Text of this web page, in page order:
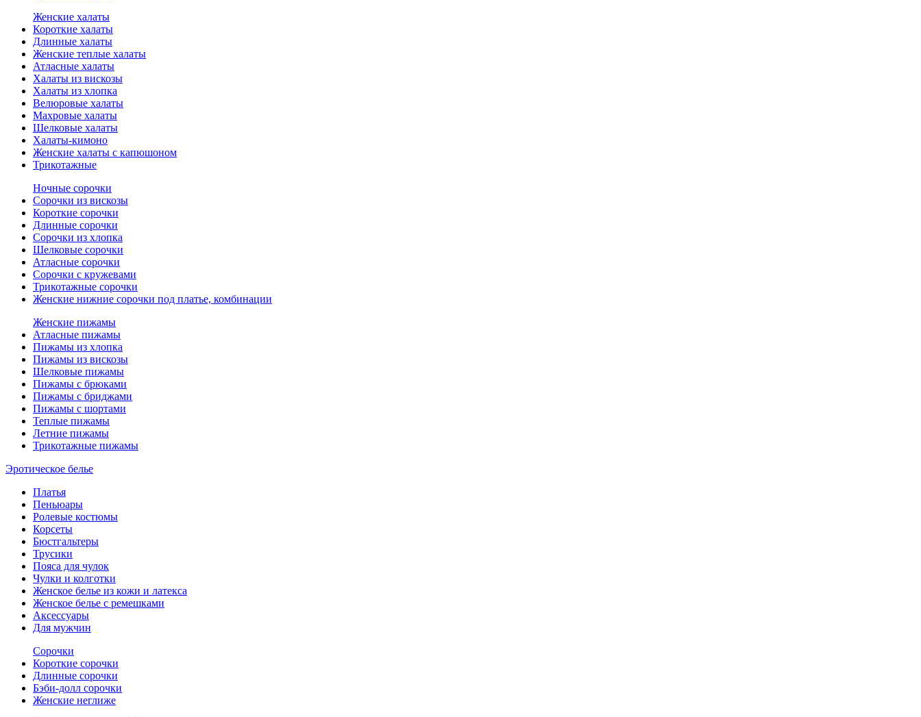
Женские халаты
Короткие халаты
Длинные халаты
Женские теплые халаты
Атласные халаты
Халаты из вискозы
Халаты из хлопка
Велюровые халаты
Махровые халаты
Шелковые халаты
Халаты-кимоно
Женские халаты с капюшоном
Трикотажные
Ночные сорочки
Сорочки из вискозы
Короткие сорочки
Длинные сорочки
Сорочки из хлопка
Шелковые сорочки
Атласные сорочки
Сорочки с кружевами
Трикотажные сорочки
Женские нижние сорочки под платье, комбинации
Женские пижамы
Атласные пижамы
Пижамы из хлопка
Пижамы из вискозы
Шелковые пижамы
Пижамы с брюками
Пижамы с бриджами
Пижамы с шортами
Теплые пижамы
Летние пижамы
Трикотажные пижамы
Эротическое белье
Платья
Пеньюары
Ролевые костюмы
Корсеты
Бюстгальтеры
Трусики
Пояса для чулок
Чулки и колготки
Женское белье из кожи и латекса
Женское белье с ремешками
Аксессуары
Для мужчин
Сорочки
Короткие сорочки
Длинные сорочки
Бэби-долл сорочки
Женские неглиже